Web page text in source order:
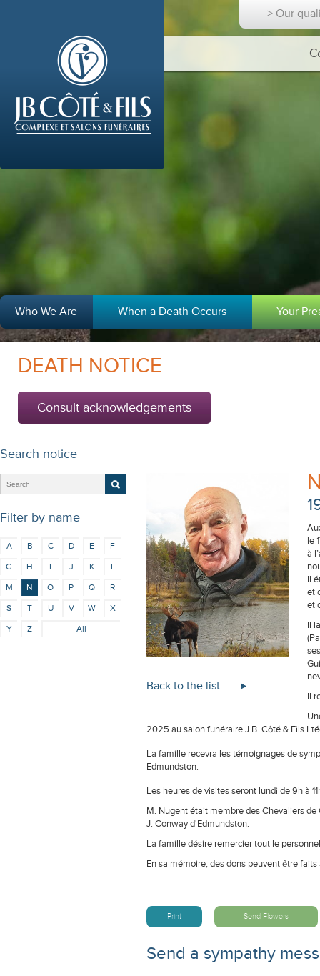
> Our
Who We Are When a Death Occurs Your
DEATH NOTICE
Consult acknowledgements
Search notice
Filter by name
A B C D E
F
G
H I J K
L
M
N O P Q
R
S
T U V W
X
Y
Z All
Back to the list
le
à
Il
et
et
Il
Il
2025 au salon funéraire J.B. Côté & Fils
La famille recevra les témoignages de
Edmundston.
Les heures de visites seront lundi de 9h à
M. Nugent était membre des Chevaliers
J. Conway d'Edmundston.
La famille désire remercier tout le
En sa mémoire, des dons peuvent être
Print Send Flowers
Send a sympathy